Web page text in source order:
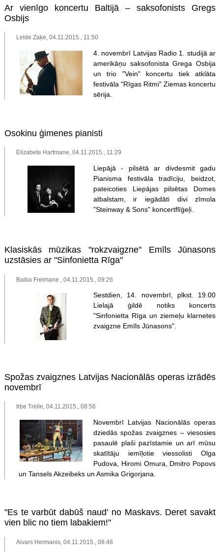
Ar vienīgo koncertu Baltijā – saksofonists Gregs
Osbijs
Lelde Zaķe, 04.11.2015., 11:50
4. novembrī Latvijas Radio 1. studijā ar
amerikāņu saksofonista Grega Osbija
un trio "Vein" koncertu tiek atklāta
festivāla "Rīgas Ritmi" Ziemas koncertu
sērija.
Osokinu ģimenes pianisti
Elizabete Hartmane, 04.11.2015., 11:29
Liepājā - pilsētā ar divdesmit gadu
Pianisma festivāla tradīciju, beidzot,
pateicoties Liepājas pilsētas Domes
atbalstam, ir iegādāti divi zīmola
"Steinway & Sons" koncertflīģeļi.
Klasiskās mūzikas "rokzvaigzne" Emīls Jūnasons
uzstāsies ar "Sinfonietta Rīga"
Baiba Freimane , 04.11.2015., 09:26
Sestdien, 14. novembrī, plkst. 19.00
Lielajā ģildē notiks koncerts
"Sinfonietta Rīga un ziemeļu klarnetes
zvaigzne Emīls Jūnasons".
Spožas zvaigznes Latvijas Nacionālās operas izrādēs
novembrī
Irbe Treile, 04.11.2015., 08:56
Novembrī Latvijas Nacionālās operas
dziedās spožas zvaigznes – viesosies
pasaulē plaši pazīstamie un arī mūsu
skatītāju iemīļotie viessolisti Olga
Pudova, Hiromi Omura, Dmitro Popovs
un Tansels Akzeibeks un Asmika Grigorjana.
"Es te varbūt dabūš naud’ no Maskavs. Deret savakt
vien blic no tiem labakiem!"
Aivars Hermanis, 04.11.2015., 08:48